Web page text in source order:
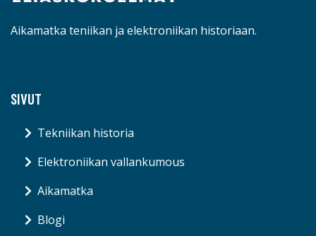
Aikamatka teniikan ja elektroniikan historiaan.
SIVUT
Tekniikan historia
Elektroniikan vallankumous
Aikamatka
Blogi